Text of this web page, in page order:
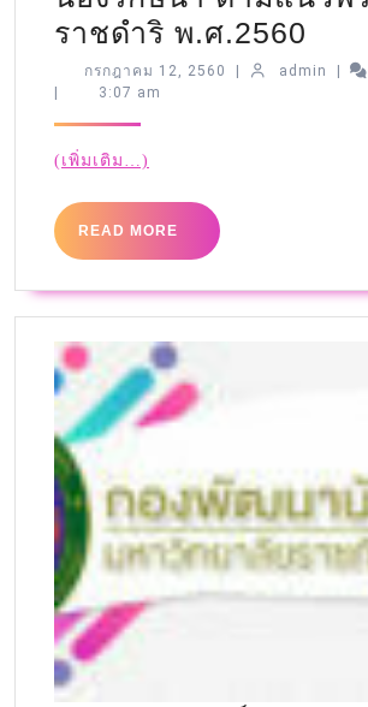
ราชดำริ พ.ศ.2560
กรกฎาคม 12, 2560 admin
3:07 am
(เพิ่มเติม…)
READ MORE